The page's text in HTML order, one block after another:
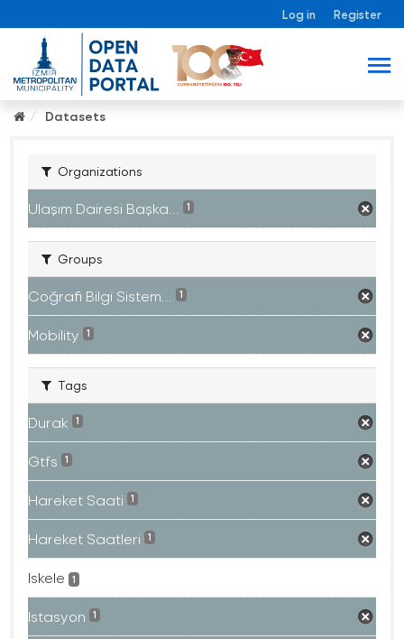
Log in Register
Datasets
Organizations
Ulaşım Dairesi Başka... 1
Groups
Coğrafi Bilgi Sistem... 1
Mobility 1
Tags
Durak 1
Gtfs 1
Hareket Saati 1
Hareket Saatleri 1
Iskele 1
Istasyon 1